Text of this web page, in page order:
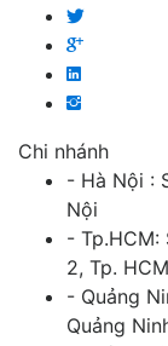
Chi nhánh
- Hà Nội :
Nội
- Tp.HCM:
2, Tp. HCM
- Quảng
Quảng